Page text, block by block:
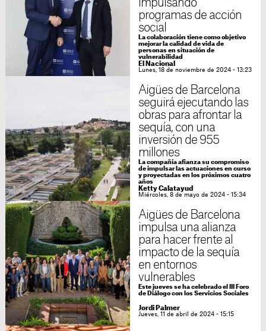
impulsando
programas de acción
social
La colaboración tiene como objetivo
mejorar la calidad de vida de
personas en situación de
vulnerabilidad
El Nacional
Lunes, 18 de noviembre de 2024 - 13:23
Aigües de Barcelona
seguirá ejecutando las
obras para afrontar la
sequía, con una
inversión de 955
millones
La compañía afianza su compromiso
de impulsar las actuaciones en curso
y proyectadas en los próximos cuatro
años
Ketty Calatayud
Miércoles, 8 de mayo de 2024 - 15:34
Aigües de Barcelona
impulsa una alianza
para hacer frente al
impacto de la sequía
en entornos
vulnerables
Este jueves se ha celebrado el III Foro
de Diálogo con los Servicios Sociales
Jordi Palmer
Jueves, 11 de abril de 2024 - 15:15